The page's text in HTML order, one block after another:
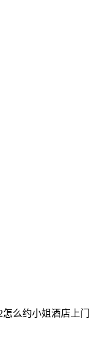
么约小姐酒店上